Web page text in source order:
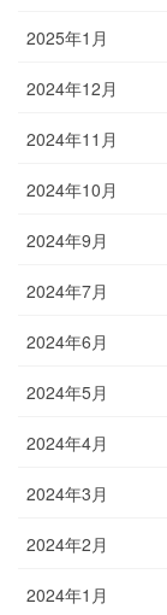
2025年1月
2024年12月
2024年11月
2024年10月
2024年9月
2024年7月
2024年6月
2024年5月
2024年4月
2024年3月
2024年2月
2024年1月